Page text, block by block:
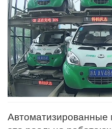
Автоматизированные